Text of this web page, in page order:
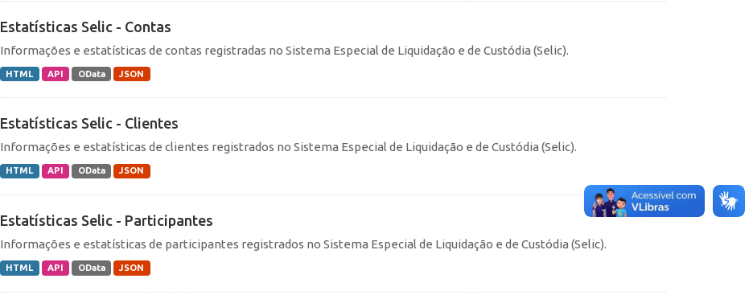
Estatísticas Selic - Contas
Informações e estatísticas de contas registradas no Sistema Especial de Liquidação e de Custódia (Selic).
HTML API OData JSON
Estatísticas Selic - Clientes
Informações e estatísticas de clientes registrados no Sistema Especial de Liquidação e de Custódia (Selic).
HTML API OData JSON
Estatísticas Selic - Participantes
Informações e estatísticas de participantes registrados no Sistema Especial de Liquidação e de Custódia (Selic).
HTML API OData JSON